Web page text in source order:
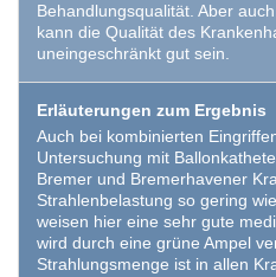
Behandlungsqualität. Aber
kann die Qualität des
uneingeschränkt gut sein.
Erläuterungen zum Ergebnis
Auch bei kombinierten
Untersuchung mit
Bremer und Bremerhavener
Strahlenbelastung so gering
weisen hier eine sehr gute
wird durch eine grüne Ampel
Strahlungsmenge ist in allen